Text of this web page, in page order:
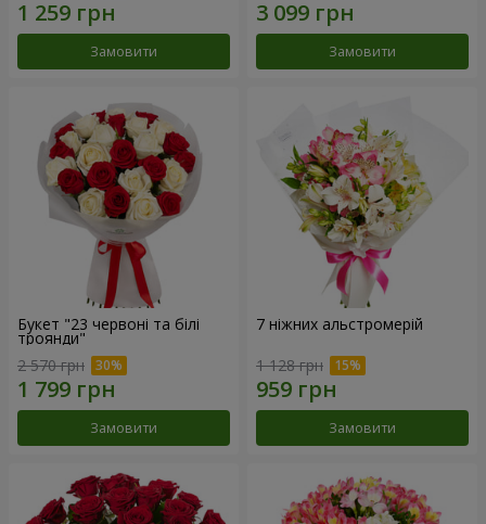
Замовити Замовити
Букет "23 червоні та білі
троянди"
2 570 грн
Замовити
7 ніжних альстромерій
1 128 грн
Замовити